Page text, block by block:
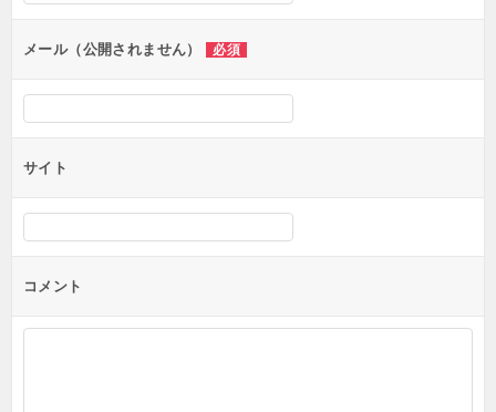
ンメール（公開されません） 必須
サイト
コメント